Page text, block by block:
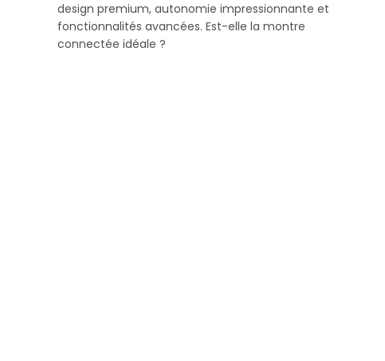
design premium, autonomie impressionnante et
fonctionnalités avancées. Est-elle la montre
connectée idéale ?